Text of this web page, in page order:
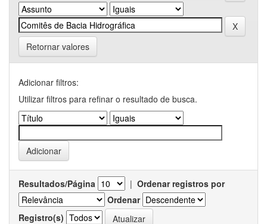
Retornar valores
Adicionar filtros:
Utilizar filtros para refinar o resultado de busca.
Resultados/Página | Ordenar registros por
Ordenar
Registro(s)